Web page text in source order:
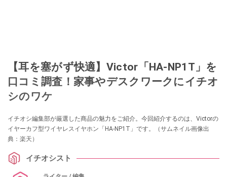
【耳を塞がず快適】Victor「HA-NP1T」を
口コミ調査！家事やデスクワークにイチオ
シのワケ
イチオシ編集部が厳選した商品の魅力をご紹介。今回紹介するのは、Victorの
イヤーカフ型ワイヤレスイヤホン「HA-NP1T」です。（サムネイル画像出
典：楽天）
イチオシスト